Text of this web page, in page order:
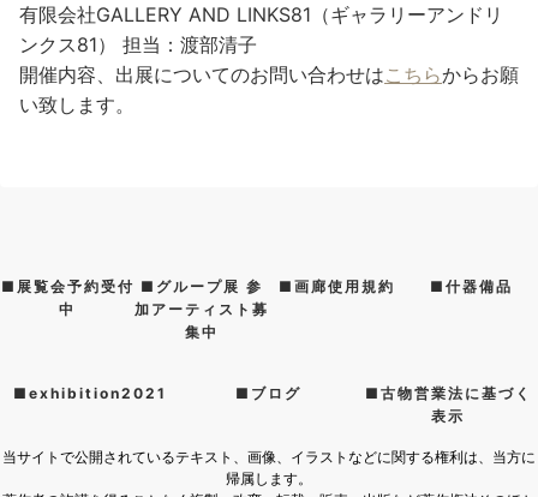
有限会社GALLERY AND LINKS81（ギャラリーアンドリ
ンクス81） 担当：渡部清子
開催内容、出展についてのお問い合わせはこちらからお願
い致します。
■展覧会予約受付
中
■グループ展 参
加アーティスト募
集中
■画廊使用規約 ■什器備品
■exhibition2021 ■ブログ
■古物営業法に基づく
表示
当サイトで公開されているテキスト、画像、イラストなどに関する権利は、当方に
帰属します。